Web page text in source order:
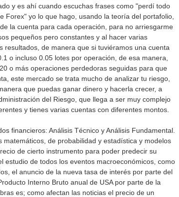
y es ahí cuando escuchas frases como "perdí todo
Forex" yo lo que hago, usando la teoría del portafolio,
la cuenta para cada operación, para no arriesgarme
pequeños pero constantes y al hacer varias
resultados, de manera que si tuviéramos una cuenta
o incluso 0.05 lotes por operación, de esa manera,
o más operaciones perdedoras seguidas para que
este mercado se trata mucho de analizar tu riesgo,
que puedas ganar dinero y hacerla crecer, a
del Riesgo, que llega a ser muy complejo
y tienes varias cuentas con diferentes montos.
financieros: Análisis Técnico y Análisis Fundamental.
matemáticos, de probabilidad y estadística y modelos
de cierto instrumento para poder predecir su
estudio de todos los eventos macroeconómicos, como
el anuncio de la nueva tasa de interés por parte del
Interno Bruto anual de USA por parte de la
es; como afectan las noticias el precio de un